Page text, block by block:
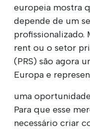
europeia mostra
depende de um
rent ou o setor
(PRS) são agora
Europa e
uma
Para que esse
necessário criar